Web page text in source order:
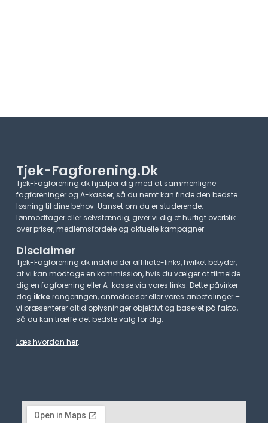
Tjek-Fagforening.dk
Tjek-Fagforening.dk hjælper dig med at sammenligne
fagforeninger og A-kasser, så du nemt kan finde den bedste
løsning til dine behov. Uanset om du er studerende,
lønmodtager eller selvstændig, giver vi dig et hurtigt overblik
over priser, medlemsfordele og aktuelle kampagner.​
Disclaimer
Tjek-Fagforening.dk indeholder affiliate-links, hvilket betyder,
at vi kan modtage en kommission, hvis du vælger at tilmelde
dig en fagforening eller A-kasse via vores links. Dette påvirker
dog ikkerangeringen, anmeldelser eller vores anbefalinger –
vi præsenterer altid oplysninger objektivt og baseret på fakta,
så du kan træffe det bedste valg for dig.
Læs hvordan her.